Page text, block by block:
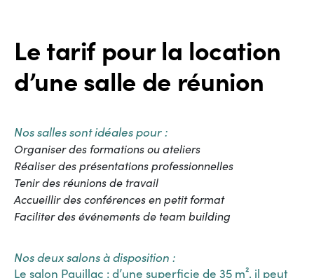
Le tarif pour la location
d’une salle de réunion
Nos salles sont idéales pour :
Organiser des formations ou ateliers
Réaliser des présentations professionnelles
Tenir des réunions de travail
Accueillir des conférences en petit format
Faciliter des événements de team building
Nos deux salons à disposition :
Le salon Pauillac : d’une superficie de 35 m², il peut